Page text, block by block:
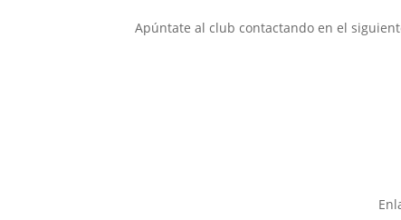
Apúntate al club contactando en el